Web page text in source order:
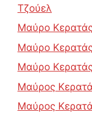
Τζούελ
Μαύρο
Μαύρο
Μαύρο
Μαύρος
Μαύρος